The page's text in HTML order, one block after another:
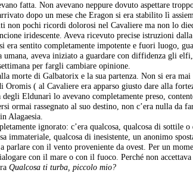
fatta. Non avevano neppure dovuto aspettare
dopo un mese che Eragon si era stabilito lì
non pochi ricordi dolorosi nel Cavaliere ma non lo
iridescente. Aveva ricevuto precise istruzioni
sentito completamente impotente e fuori luogo,
umana, aveva iniziato a guardare con diffidenza gli
per fargli cambiare opinione.
morte di Galbatorix e la sua partenza. Non si era
( al Cavaliere era apparso giusto dare alla
Eldunarì lo avevano completamente preso,
ormai rassegnato al suo destino, non c’era nulla da
Alagaesia.
ignorato: c’era qualcosa, qualcosa di
immateriale, qualcosa di inesistente, un anonimo
con il vento proveniente da ovest. Per un
con il mare o con il fuoco. Perché non
Qualcosa ti turba, piccolo mio?